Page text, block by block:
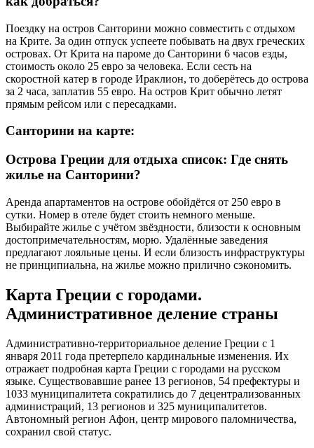
Поездку на остров Санторини можно совместить с отдыхом
на Крите. За один отпуск успеете побывать на двух греческих
островах. От Крита на пароме до Санторини 6 часов езды,
стоимость около 25 евро за человека. Если сесть на
скоростной катер в городе Ираклион, то доберётесь до острова
за 2 часа, заплатив 55 евро. На остров Крит обычно летят
прямым рейсом или с пересадками.
Санторини на карте:
Острова Греции для отдыха список: Где снять
жилье на Санторини?
Аренда апартаментов на острове обойдётся от 250 евро в
сутки. Номер в отеле будет стоить немного меньше.
Выбирайте жилье с учётом звёздности, близости к основным
достопримечательностям, морю. Удалённые заведения
предлагают лояльные цены. И если близость инфраструктуры
не принципиальна, на жилье можно прилично сэкономить.
Карта Греции с городами.
Административное деление страны
Административно-территориальное деление Греции с 1
января 2011 года претерпело кардинальные изменения. Их
отражает подробная карта Греции с городами на русском
языке. Существовавшие ранее 13 регионов, 54 префектуры и
1033 муниципалитета сократились до 7 децентрализованных
администраций, 13 регионов и 325 муниципалитетов.
Автономный регион Афон, центр мирового паломничества,
сохранил свой статус.